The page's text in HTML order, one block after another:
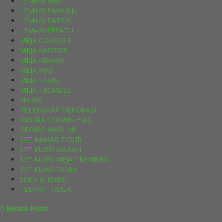
LEMARI PAKAIAN
LEMARI PARTISI
LEMARI SEPATU
MEJA CONSOLE
MEJA KANTOR
MEJA MAKAN
MEJA RIAS
MEJA TAMU
MEJA TREMBESI
NAKAS
PELENGKAP DEKORASI
PIGURA CERMIN HIAS
PROMO HARI INI
SET KAMAR TIDUR
SET KURSI MAKAN
SET KURSI MEJA TREMBESI
SET KURSI TAMU
SOFA & KURSI
TEMPAT TIDUR
Recent Posts